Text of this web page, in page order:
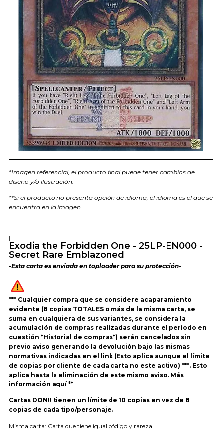
*Imagen referencial, el producto final puede tener cambios de
diseño y/o ilustración.
**Si el producto no presenta opción de idioma, el idioma es el que se
encuentra en la imagen.
|
Exodia the Forbidden One - 25LP-EN000 -
Secret Rare Emblazoned
-Esta carta es enviada en toploader para su protección-
*** Cualquier compra que se considere acaparamiento
evidente (8 copias TOTALES o más de la misma carta, se
suma en cualquiera de sus variantes, se considera la
acumulación de compras realizadas durante el periodo en
cuestión *Historial de compras*) serán cancelados sin
previo aviso generando la devolución bajo las mismas
normativas indicadas en el link (Esto aplica aunque el límite
de copias por cliente de cada carta no este activo) ***. Esto
aplica hasta la eliminación de este mismo aviso. Más
información aquí **
Cartas DON!! tienen un límite de 10 copias en vez de 8
copias de cada tipo/personaje.
Misma carta: Carta que tiene igual código y rareza.